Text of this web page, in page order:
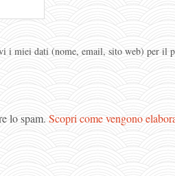
i miei dati (nome, email, sito web) per il
lo spam. Scopri come vengono